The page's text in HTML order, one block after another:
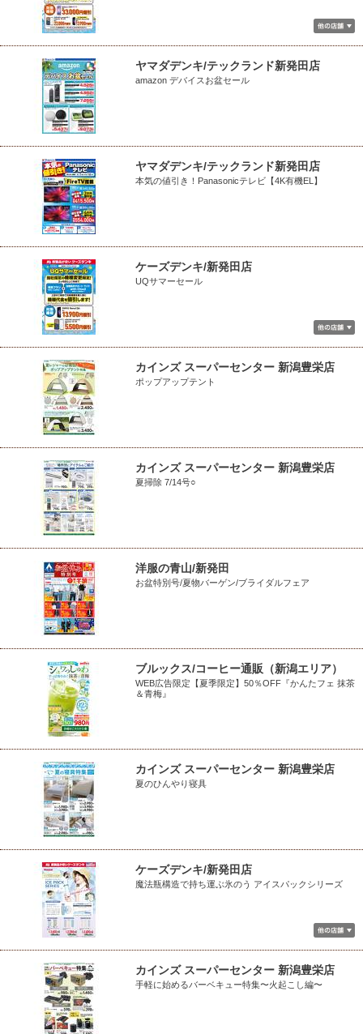
ヤマダデンキ/テックランド新発田店
amazon デバイスお盆セール
ヤマダデンキ/テックランド新発田店
本気の値引き！Panasonicテレビ【4K有機EL】
ケーズデンキ/新発田店
UQサマーセール
カインズ スーパーセンター 新潟豊栄店
ポップアップテント
カインズ スーパーセンター 新潟豊栄店
夏掃除 7/14号○
洋服の青山/新発田
お盆特別号/夏物バーゲン/ブライダルフェア
ブルックス/コーヒー通販（新潟エリア）
WEB広告限定【夏季限定】50％OFF『かんたフェ 抹茶
＆青梅』
カインズ スーパーセンター 新潟豊栄店
夏のひんやり寝具
ケーズデンキ/新発田店
魔法瓶構造で持ち運ぶ氷のう アイスパックシリーズ
カインズ スーパーセンター 新潟豊栄店
手軽に始めるバーベキュー特集〜火起こし編〜